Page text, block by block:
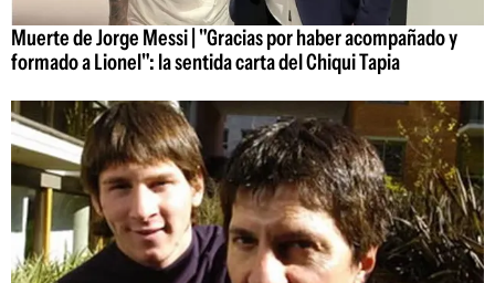
Muerte de Jorge Messi | "Gracias por haber acompañado y
formado a Lionel": la sentida carta del Chiqui Tapia